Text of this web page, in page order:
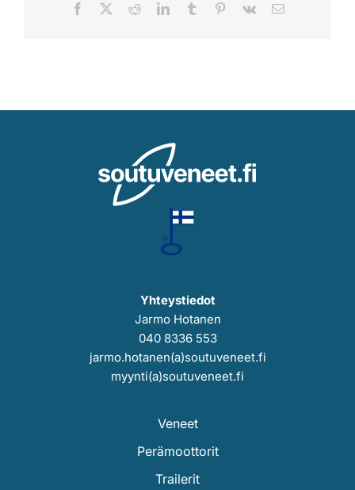
Facebook RedditLinkedInTumblr Pinterest
Vk Sähköposti
Yhteystiedot
Jarmo Hotanen
040 8336 553
jarmo.hotanen(a)soutuveneet.fi
myynti(a)soutuveneet.fi
Veneet
Perämoottorit
Trailerit